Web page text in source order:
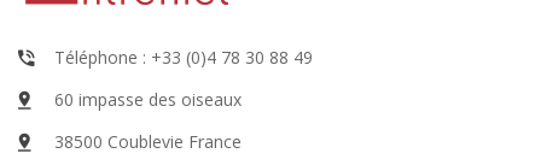
Téléphone : +33 (0)4 78 30 88 49
60 impasse des oiseaux
38500 Coublevie France